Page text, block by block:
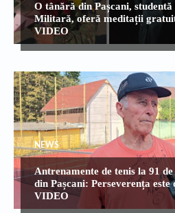
O tânără din Pașcani, studentă
Militară, oferă meditații
VIDEO
NEWS
Antrenamente de tenis la 91
din Pașcani: Perseverența este
VIDEO